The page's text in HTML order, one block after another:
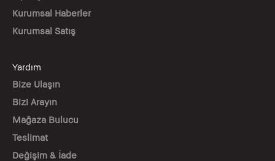
Kurumsal Haberler
Kurumsal Satış
Yardım
Bize Ulaşın
Bizi Arayın
Mağaza Bulucu
Teslimat
Değişim & İade